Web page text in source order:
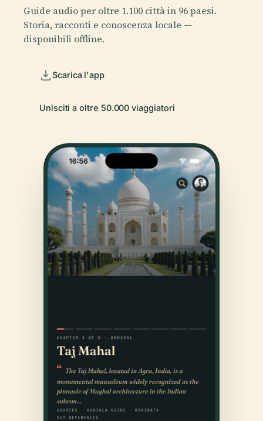
Guide audio per oltre 1.100 città in 96 paesi.
Storia, racconti e conoscenza locale —
disponibili offline.
Scarica l'app
Unisciti a oltre 50.000 viaggiatori